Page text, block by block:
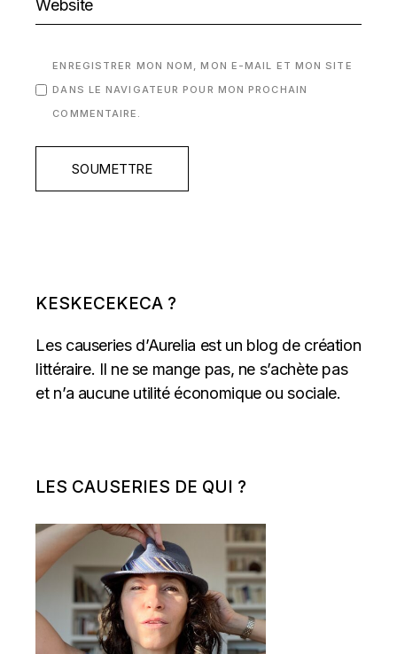
ENREGISTRER MON NOM, MON E-MAIL ET MON SITE
DANS LE NAVIGATEUR POUR MON PROCHAIN
COMMENTAIRE.
SOUMETTRE
KESKECEKECA ?
Les causeries d’Aurelia est un blog de création
littéraire. Il ne se mange pas, ne s’achète pas
et n’a aucune utilité économique ou sociale.
LES CAUSERIES DE QUI ?